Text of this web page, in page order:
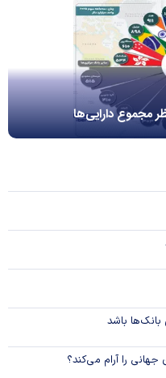
مجموع دارایی‌ها
بانک‌ها باشد
جهانی را آرام می‌کند؟